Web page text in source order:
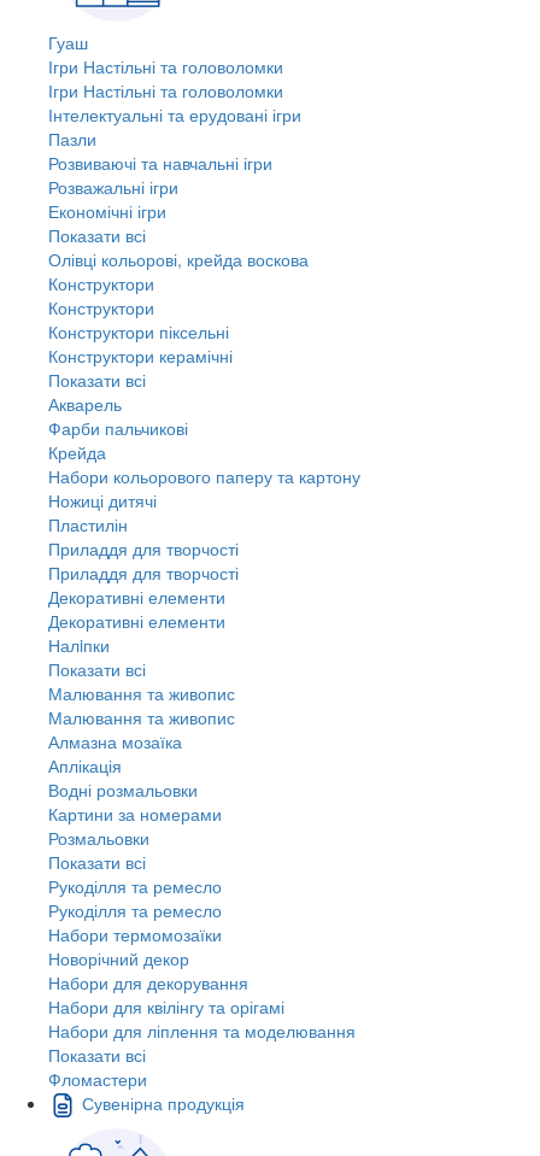
Гуаш
Ігри Настільні та головоломки
Ігри Настільні та головоломки
Інтелектуальні та ерудовані ігри
Пазли
Розвиваючі та навчальні ігри
Розважальні ігри
Економічні ігри
Показати всі
Олівці кольорові, крейда воскова
Конструктори
Конструктори
Конструктори піксельні
Конструктори керамічні
Показати всі
Акварель
Фарби пальчикові
Крейда
Набори кольорового паперу та картону
Ножиці дитячі
Пластилін
Приладдя для творчості
Приладдя для творчості
Декоративні елементи
Декоративні елементи
Налiпки
Показати всі
Малювання та живопис
Малювання та живопис
Алмазна мозаїка
Аплікація
Водні розмальовки
Картини за номерами
Розмальовки
Показати всі
Рукоділля та ремесло
Рукоділля та ремесло
Набори термомозаїки
Новорічний декор
Набори для декорування
Набори для квілінгу та орігамі
Набори для ліплення та моделювання
Показати всі
Фломастери
Сувенірна продукція